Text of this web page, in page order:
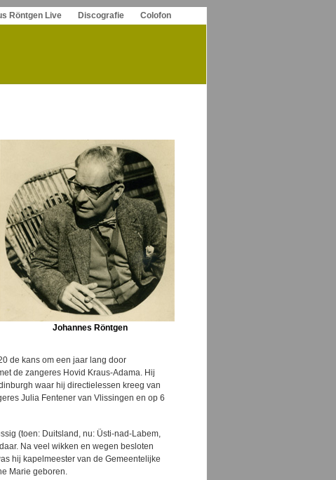
Röntgen Live Discografie Colofon
Johannes Röntgen
de kans om een jaar lang door
de zangeres Hovid Kraus-Adama. Hij
waar hij directielessen kreeg van
Julia Fentener van Vlissingen en op 6
(toen: Duitsland, nu: Üsti-nad-Labem,
Na veel wikken en wegen besloten
hij kapelmeester van de Gemeentelijke
Marie geboren.